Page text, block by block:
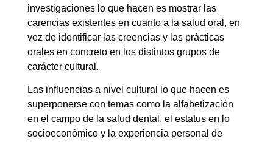
investigaciones lo que hacen es mostrar las
carencias existentes en cuanto a la salud oral, en
vez de identificar las creencias y las prácticas
orales en concreto en los distintos grupos de
carácter cultural.
Las influencias a nivel cultural lo que hacen es
superponerse con temas como la alfabetización
en el campo de la salud dental, el estatus en lo
socioeconómico y la experiencia personal de